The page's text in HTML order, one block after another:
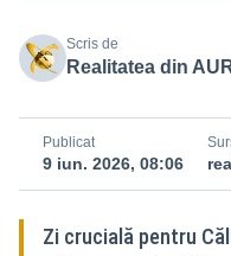
Scris de
Realitatea din
Publicat
9 iun. 2026, 08:06
Zi crucială pentru